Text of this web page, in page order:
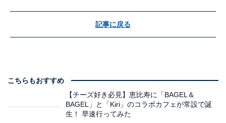
記事に戻る
こちらもおすすめ
【チーズ好き必見】恵比寿に「BAGEL＆
BAGEL」と「Kiri」のコラボカフェが常設で誕
生！ 早速行ってみた